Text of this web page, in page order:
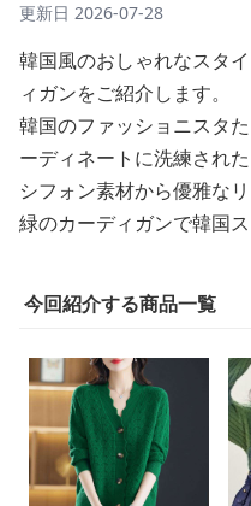
更新日 2026-07-28
韓国風のおしゃれなスタ
ィガンをご紹介します。
韓国のファッショニスタ
ーディネートに洗練され
シフォン素材から優雅な
緑のカーディガンで韓国
今回紹介する商品一覧